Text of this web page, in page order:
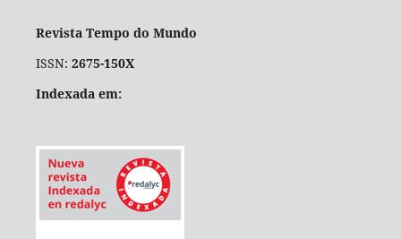
Revista Tempo do Mundo
ISSN: 2675-150X
Indexada em: